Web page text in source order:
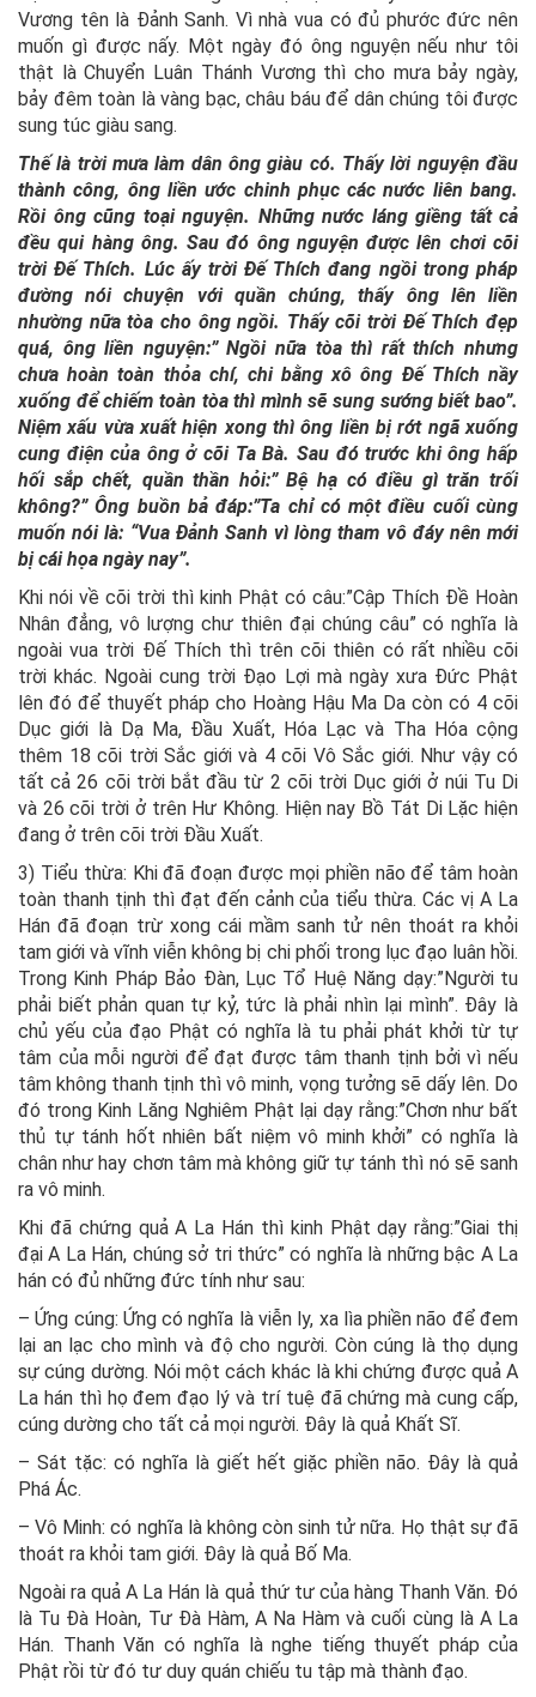
Vương tên là Đảnh Sanh. Vì nhà vua có đủ phước đức nên
muốn gì được nấy. Một ngày đó ông nguyện nếu như tôi
thật là Chuyển Luân Thánh Vương thì cho mưa bảy ngày,
bảy đêm toàn là vàng bạc, châu báu để dân chúng tôi được
sung túc giàu sang.
Thế là trời mưa làm dân ông giàu có. Thấy lời nguyện đầu
thành công, ông liền ước chinh phục các nước liên bang.
Rồi ông cũng toại nguyện. Những nước láng giềng tất cả
đều qui hàng ông. Sau đó ông nguyện được lên chơi cõi
trời Đế Thích. Lúc ấy trời Đế Thích đang ngồi trong pháp
đường nói chuyện với quần chúng, thấy ông lên liền
nhường nữa tòa cho ông ngồi. Thấy cõi trời Đế Thích đẹp
quá, ông liền nguyện:” Ngồi nữa tòa thì rất thích nhưng
chưa hoàn toàn thỏa chí, chi bằng xô ông Đế Thích nầy
xuống để chiếm toàn tòa thì mình sẽ sung sướng biết bao”.
Niệm xấu vừa xuất hiện xong thì ông liền bị rớt ngã xuống
cung điện của ông ở cõi Ta Bà. Sau đó trước khi ông hấp
hối sắp chết, quần thần hỏi:” Bệ hạ có điều gì trăn trối
không?” Ông buồn bả đáp:”Ta chỉ có một điều cuối cùng
muốn nói là: “Vua Đảnh Sanh vì lòng tham vô đáy nên mới
bị cái họa ngày nay”.
Khi nói về cõi trời thì kinh Phật có câu:”Cập Thích Đề Hoàn
Nhân đẳng, vô lượng chư thiên đại chúng câu” có nghĩa là
ngoài vua trời Đế Thích thì trên cõi thiên có rất nhiều cõi
trời khác. Ngoài cung trời Đạo Lợi mà ngày xưa Đức Phật
lên đó để thuyết pháp cho Hoàng Hậu Ma Da còn có 4 cõi
Dục giới là Dạ Ma, Đầu Xuất, Hóa Lạc và Tha Hóa cộng
thêm 18 cõi trời Sắc giới và 4 cõi Vô Sắc giới. Như vậy có
tất cả 26 cõi trời bắt đầu từ 2 cõi trời Dục giới ở núi Tu Di
và 26 cõi trời ở trên Hư Không. Hiện nay Bồ Tát Di Lặc hiện
đang ở trên cõi trời Đầu Xuất.
3) Tiểu thừa: Khi đã đoạn được mọi phiền não để tâm hoàn
toàn thanh tịnh thì đạt đến cảnh của tiểu thừa. Các vị A La
Hán đã đoạn trừ xong cái mầm sanh tử nên thoát ra khỏi
tam giới và vĩnh viễn không bị chi phối trong lục đạo luân hồi.
Trong Kinh Pháp Bảo Đàn, Lục Tổ Huệ Năng dạy:”Người tu
phải biết phản quan tự kỷ, tức là phải nhìn lại mình”. Đây là
chủ yếu của đạo Phật có nghĩa là tu phải phát khởi từ tự
tâm của mỗi người để đạt được tâm thanh tịnh bởi vì nếu
tâm không thanh tịnh thì vô minh, vọng tưởng sẽ dấy lên. Do
đó trong Kinh Lăng Nghiêm Phật lại dạy rằng:”Chơn như bất
thủ tự tánh hốt nhiên bất niệm vô minh khởi” có nghĩa là
chân như hay chơn tâm mà không giữ tự tánh thì nó sẽ sanh
ra vô minh.
Khi đã chứng quả A La Hán thì kinh Phật dạy rằng:”Giai thị
đại A La Hán, chúng sở tri thức” có nghĩa là những bậc A La
hán có đủ những đức tính như sau:
– Ứng cúng: Ứng có nghĩa là viễn ly, xa lìa phiền não để đem
lại an lạc cho mình và độ cho người. Còn cúng là thọ dụng
sự cúng dường. Nói một cách khác là khi chứng được quả A
La hán thì họ đem đạo lý và trí tuệ đã chứng mà cung cấp,
cúng dường cho tất cả mọi người. Đây là quả Khất Sĩ.
– Sát tặc: có nghĩa là giết hết giặc phiền não. Đây là quả
Phá Ác.
– Vô Minh: có nghĩa là không còn sinh tử nữa. Họ thật sự đã
thoát ra khỏi tam giới. Đây là quả Bố Ma.
Ngoài ra quả A La Hán là quả thứ tư của hàng Thanh Văn. Đó
là Tu Đà Hoàn, Tư Đà Hàm, A Na Hàm và cuối cùng là A La
Hán. Thanh Văn có nghĩa là nghe tiếng thuyết pháp của
Phật rồi từ đó tư duy quán chiếu tu tập mà thành đạo.